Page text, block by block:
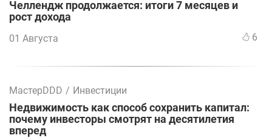
Челлендж продолжается: итоги 7 месяцев и
рост дохода
01 Августа 6
МастерDDD / Инвестиции
Недвижимость как способ сохранить капитал:
почему инвесторы смотрят на десятилетия
вперед